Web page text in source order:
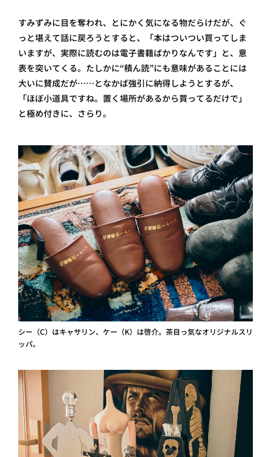
すみずみに目を奪われ、とにかく気になる物だらけだが、ぐ
っと堪えて話に戻ろうとすると、「本はついつい買ってしま
いますが、実際に読むのは電子書籍ばかりなんです」と、意
表を突いてくる。たしかに“積ん読”にも意味があることには
大いに賛成だが……となかば強引に納得しようとするが、
「ほぼ小道具ですね。置く場所があるから買ってるだけで」
と極め付きに、さらり。
シー（C）はキャサリン、ケー（K）は啓介。茶目っ気なオリジナルスリ
ッパ。